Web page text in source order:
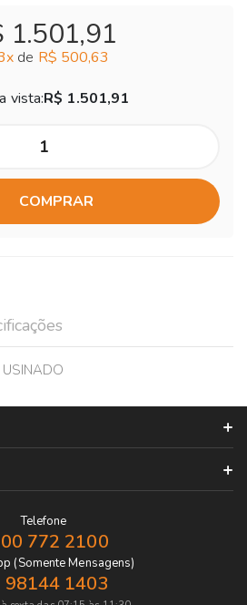
1.501,91
x de R$ 500,63
vista:R$ 1.501,91
COMPRAR
Telefone
772 2100
(Somente Mensagens)
98144 1403